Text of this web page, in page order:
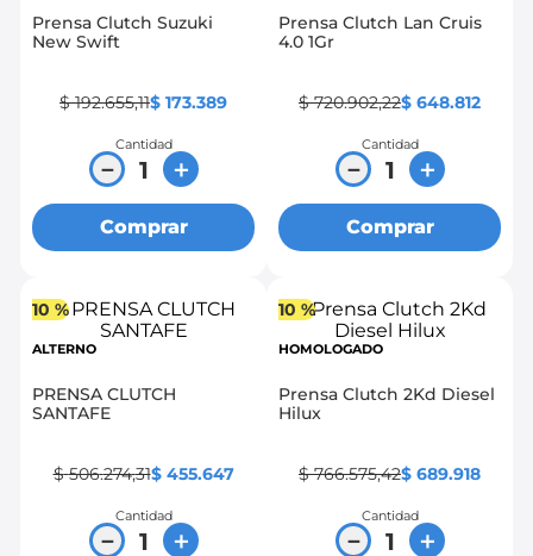
Prensa Clutch Suzuki
New Swift
$ 192.655,11$ 173.389
Cantidad
＋
－
Comprar
Prensa Clutch Lan Cruis
4.0 1Gr
$ 720.902,22$ 648.812
Cantidad
＋
－
Comprar
10 %
ALTERNO
PRENSA CLUTCH
SANTAFE
$ 506.274,31$ 455.647
Cantidad
＋
－
10 %
HOMOLOGADO
Prensa Clutch 2Kd Diesel
Hilux
$ 766.575,42$ 689.918
Cantidad
＋
－